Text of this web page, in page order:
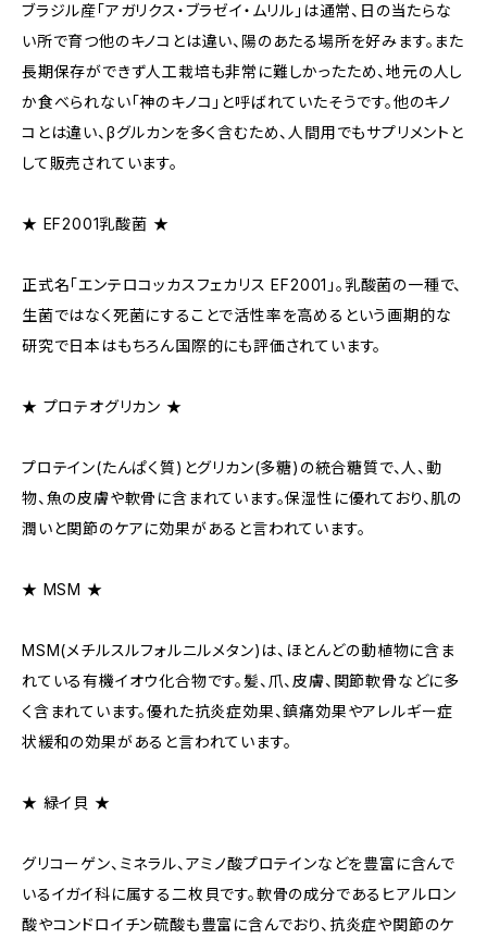
ブラジル産「アガリクス・ブラゼイ・ムリル」は通常、日の当たらな
い所で育つ他のキノコとは違い、陽のあたる場所を好みます。また
長期保存ができず人工栽培も非常に難しかったため、地元の人し
か食べられない「神のキノコ」と呼ばれていたそうです。他のキノ
コとは違い、βグルカンを多く含むため、人間用でもサプリメントと
して販売されています。
★ EF2001乳酸菌 ★
正式名「エンテロコッカスフェカリス EF2001」。乳酸菌の一種で、
生菌ではなく死菌にすることで活性率を高めるという画期的な
研究で日本はもちろん国際的にも評価されています。
★ プロテオグリカン ★
プロテイン(たんぱく質)とグリカン(多糖)の統合糖質で、人、動
物、魚の皮膚や軟骨に含まれています。保湿性に優れており、肌の
潤いと関節のケアに効果があると言われています。
★ MSM ★
MSM(メチルスルフォルニルメタン)は、ほとんどの動植物に含ま
れている有機イオウ化合物です。髪、爪、皮膚、関節軟骨などに多
く含まれています。優れた抗炎症効果、鎮痛効果やアレルギー症
状緩和の効果があると言われています。
★ 緑イ貝 ★
グリコーゲン、ミネラル、アミノ酸プロテインなどを豊富に含んで
いるイガイ科に属する二枚貝です。軟骨の成分であるヒアルロン
酸やコンドロイチン硫酸も豊富に含んでおり、抗炎症や関節のケ